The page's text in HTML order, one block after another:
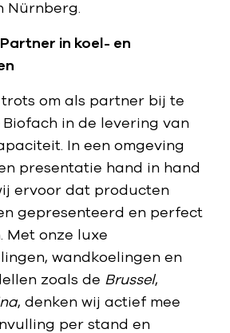
Nürnberg.
in koel- en
trots om als partner bij te
in de levering van
In een omgeving
presentatie hand in hand
ervoor dat producten
gepresenteerd en perfect
Met onze luxe
wandkoelingen en
zoals de Brussel,
, denken wij actief mee
per stand en